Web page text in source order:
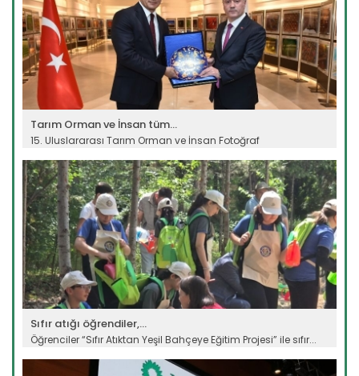
Tarım Orman ve İnsan tüm...
15. Uluslararası Tarım Orman ve İnsan Fotoğraf
Devamını Oku ->
Sıfır atığı öğrendiler,...
Öğrenciler “Sıfır Atıktan Yeşil Bahçeye Eğitim Projesi” ile sıfır...
Devamını Oku ->